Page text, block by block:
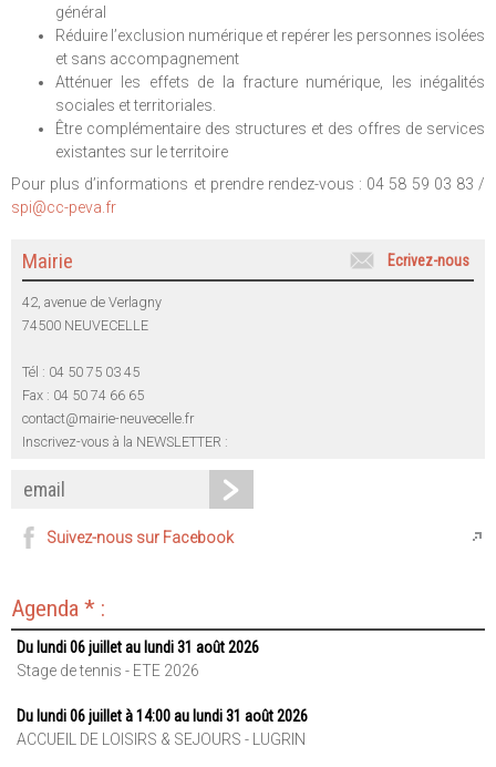
général
Réduire l’exclusion numérique et repérer les personnes isolées
et sans accompagnement
Atténuer les effets de la fracture numérique, les inégalités
sociales et territoriales.
Être complémentaire des structures et des offres de services
existantes sur le territoire
Pour plus d’informations et prendre rendez-vous : 04 58 59 03 83 /
spi@cc-peva.fr
Mairie Ecrivez-nous
42, avenue de Verlagny
74500 NEUVECELLE
Tél : 04 50 75 03 45
Fax : 04 50 74 66 65
contact@mairie-neuvecelle.fr
Inscrivez-vous à la NEWSLETTER :
Suivez-nous sur Facebook
Agenda * :
Du lundi 06 juillet au lundi 31 août 2026
Stage de tennis - ETE 2026
Du lundi 06 juillet à 14:00 au lundi 31 août 2026
ACCUEIL DE LOISIRS & SEJOURS - LUGRIN